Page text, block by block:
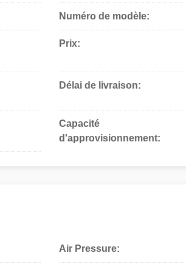
Numéro de modèle:
Prix:
Délai de livraison:
Capacité
d'approvisionnement:
Air Pressure: